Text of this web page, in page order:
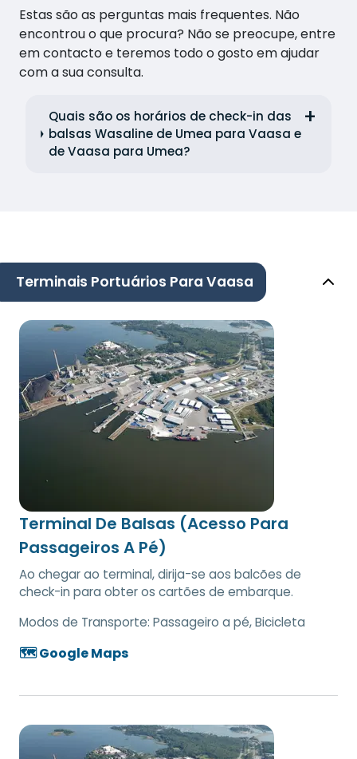
Estas são as perguntas mais frequentes. Não
encontrou o que procura? Não se preocupe, entre
em contacto e teremos todo o gosto em ajudar
com a sua consulta.
Quais são os horários de check-in das
balsas Wasaline de Umea para Vaasa e
de Vaasa para Umea?
Terminais Portuários Para Vaasa
Terminal De Balsas (Acesso Para
Passageiros A Pé)
Ao chegar ao terminal, dirija-se aos balcões de
check-in para obter os cartões de embarque.
Modos de Transporte: Passageiro a pé, Bicicleta
🗺️ Google Maps